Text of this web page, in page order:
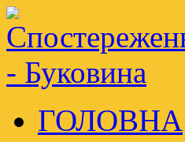
ГОЛОВНА